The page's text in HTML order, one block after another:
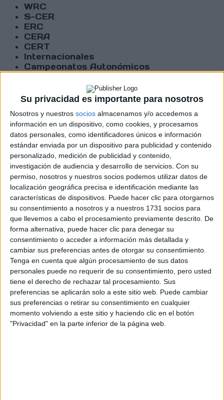
Su privacidad es importante para nosotros
Nosotros y nuestros socios almacenamos y/o accedemos a
información en un dispositivo, como cookies, y procesamos
datos personales, como identificadores únicos e información
estándar enviada por un dispositivo para publicidad y contenido
personalizado, medición de publicidad y contenido,
investigación de audiencia y desarrollo de servicios. Con su
permiso, nosotros y nuestros socios podemos utilizar datos de
localización geográfica precisa e identificación mediante las
características de dispositivos. Puede hacer clic para otorgarnos
su consentimiento a nosotros y a nuestros 1731 socios para
que llevemos a cabo el procesamiento previamente descrito. De
forma alternativa, puede hacer clic para denegar su
consentimiento o acceder a información más detallada y
cambiar sus preferencias antes de otorgar su consentimiento.
Tenga en cuenta que algún procesamiento de sus datos
personales puede no requerir de su consentimiento, pero usted
tiene el derecho de rechazar tal procesamiento. Sus
preferencias se aplicarán solo a este sitio web. Puede cambiar
sus preferencias o retirar su consentimiento en cualquier
momento volviendo a este sitio y haciendo clic en el botón
"Privacidad" en la parte inferior de la página web.
WRC
S-CER
ERC
CERA
CERT
Internacionales
Campeonatos Autonómicos
RallyCross
Circuitos
F1
Fórmula E
F2 / F3 / F4
Resistencia
Indycar
Otros
Producto
Producto
Web pensada para poder ofrecer diferentes
productos propios y ajenos para que los
aficionados los puedan adquirir
Divulgación
Dossier
Webs
Comunicados